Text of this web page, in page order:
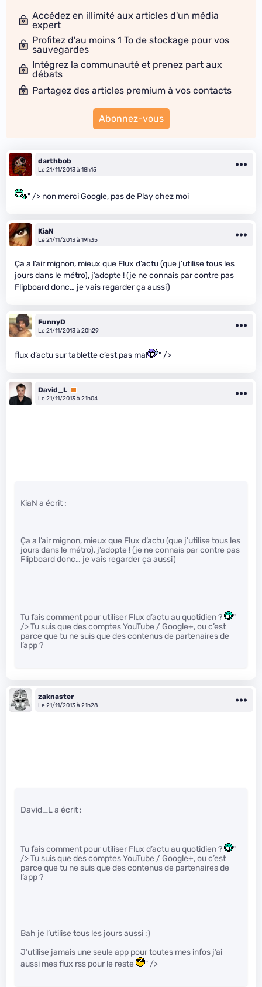
Accédez en illimité aux articles d'un média
expert
Profitez d'au moins 1 To de stockage pour vos
sauvegardes
Intégrez la communauté et prenez part aux
débats
Partagez des articles premium à vos contacts
Abonnez-vous
darthbob
Le 21/11/2013 à 18h15
" /> non merci Google, pas de Play chez moi
KiaN
Le 21/11/2013 à 19h35
Ça a l’air mignon, mieux que Flux d’actu (que j’utilise tous les
jours dans le métro), j’adopte ! (je ne connais par contre pas
Flipboard donc… je vais regarder ça aussi)
FunnyD
Le 21/11/2013 à 20h29
flux d’actu sur tablette c’est pas mal " />
David_L Premium
Le 21/11/2013 à 21h04
KiaN a écrit :
Ça a l’air mignon, mieux que Flux d’actu (que j’utilise tous les
jours dans le métro), j’adopte ! (je ne connais par contre pas
Flipboard donc… je vais regarder ça aussi)
Tu fais comment pour utiliser Flux d’actu au quotidien ?
"
/> Tu suis que des comptes YouTube / Google+, ou c’est
parce que tu ne suis que des contenus de partenaires de
l’app ?
zaknaster
Le 21/11/2013 à 21h28
David_L a écrit :
Tu fais comment pour utiliser Flux d’actu au quotidien ?
"
/> Tu suis que des comptes YouTube / Google+, ou c’est
parce que tu ne suis que des contenus de partenaires de
l’app ?
Bah je l’utilise tous les jours aussi :)
J’utilise jamais une seule app pour toutes mes infos j’ai
aussi mes flux rss pour le reste
" />